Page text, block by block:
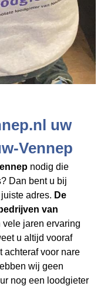
uw
Vennep
nodig die
Dan bent u bij
adres. De
van
jaren ervaring
u altijd vooraf
achteraf voor nare
wij geen
nog een loodgieter